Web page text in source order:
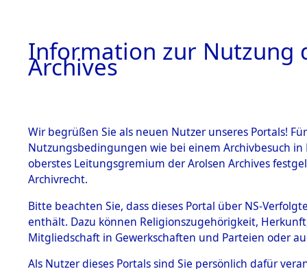
BESTÄNDE
1.
mente
-
Information zur Nutzung
Archives
Wir begrüßen Sie als neuen Nutzer unseres Portals!
Nutzungsbedingungen wie bei einem Archivbesuch
oberstes Leitungsgremium der Arolsen Archives
Archivrecht.
Bitte beachten Sie, dass dieses Portal über NS-
enthält. Dazu können Religionszugehörigkeit,
Mitgliedschaft in Gewerkschaften und Parteien oder
Als Nutzer dieses Portals sind Sie persönlich dafür